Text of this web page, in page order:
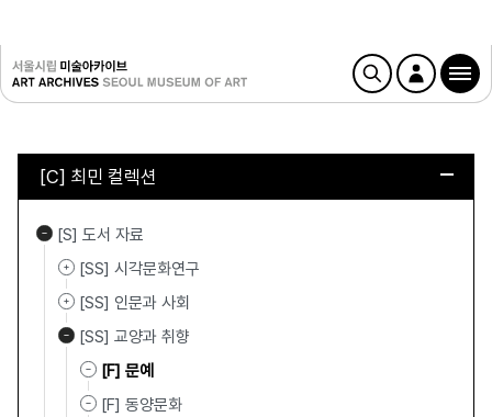
[C] 최민 컬렉션
[S] 도서 자료
[SS] 시각문화연구
[SS] 인문과 사회
[SS] 교양과 취향
[F] 문예
[F] 동양문화